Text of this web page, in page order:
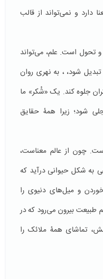
و نمی‌تواند از قالب
و تحول است. علم، می‌تواند
شود، ، به نهری روان
جلوه کند. یک «شُکر» ما
شود؛ زیرا همۀ حقایق
چون از عالم معناست،
به شکل حیوانی درآید که
و میل‌های دنیوی را
طبیعت بیرون می‌رود که در
تماشای همۀ ملائک را